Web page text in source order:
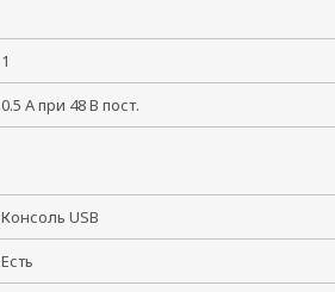
1
0.5 А при 48 В пост.
Консоль USB
Есть